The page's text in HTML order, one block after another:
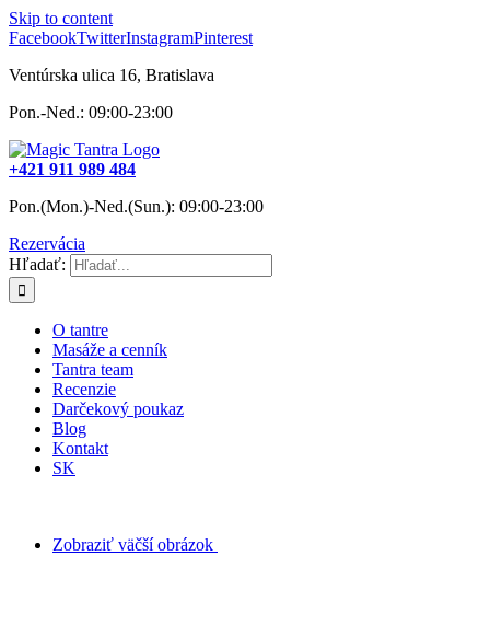
Skip to content
FacebookTwitterInstagramPinterest
Ventúrska ulica 16, Bratislava
Pon.-Ned.: 09:00-23:00
+421 911 989 484
Pon.(Mon.)-Ned.(Sun.): 09:00-23:00
Rezervácia
Hľadať:
O tantre
Masáže a cenník
Tantra team
Recenzie
Darčekový poukaz
Blog
Kontakt
SK
Zobraziť väčší obrázok